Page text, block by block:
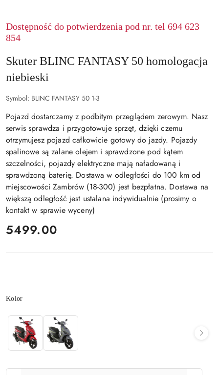
Dostępność do potwierdzenia pod nr. tel 694 623
854
Skuter BLINC FANTASY 50 homologacja
niebieski
Symbol: BLINC FANTASY 50 1-3
Pojazd dostarczamy z podbitym przeglądem zerowym. Nasz
serwis sprawdza i przygotowuje sprzęt, dzięki czemu
otrzymujesz pojazd całkowicie gotowy do jazdy. Pojazdy
spalinowe są zalane olejem i sprawdzone pod kątem
szczelności, pojazdy elektryczne mają naładowaną i
sprawdzoną baterię. Dostawa w odległości do 100 km od
miejscowości Zambrów (18-300) jest bezpłatna. Dostawa na
większą odległość jest ustalana indywidualnie (prosimy o
kontakt w sprawie wyceny)
cena:
5499.00
Wariant
Kolor